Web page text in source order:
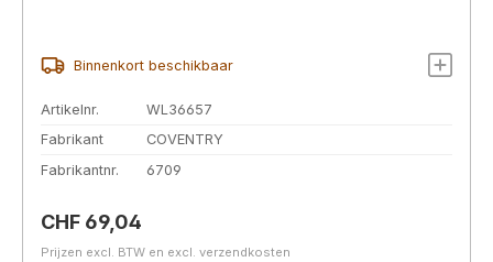
Binnenkort beschikbaar
Artikelnr.
WL36657
Fabrikant
COVENTRY
Fabrikantnr.
6709
Normale prijs:
CHF 69,04
Prijzen excl. BTW en excl. verzendkosten